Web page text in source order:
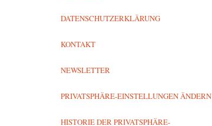
DATENSCHUTZERKLÄRUNG
KONTAKT
NEWSLETTER
PRIVATSPHÄRE-EINSTELLUNGEN ÄNDERN
HISTORIE DER PRIVATSPHÄRE-